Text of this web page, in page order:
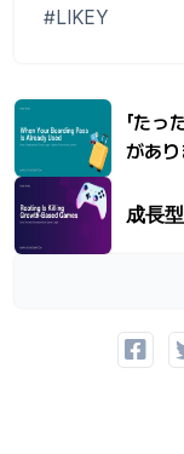
#LIKEY
「た
があり
成長